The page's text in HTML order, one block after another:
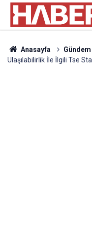
Anasayfa Gündem
Ulaşılabilirlik İle İlgili Tse